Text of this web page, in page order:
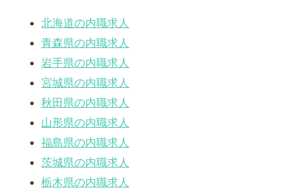
北海道の内職求人
青森県の内職求人
岩手県の内職求人
宮城県の内職求人
秋田県の内職求人
山形県の内職求人
福島県の内職求人
茨城県の内職求人
栃木県の内職求人